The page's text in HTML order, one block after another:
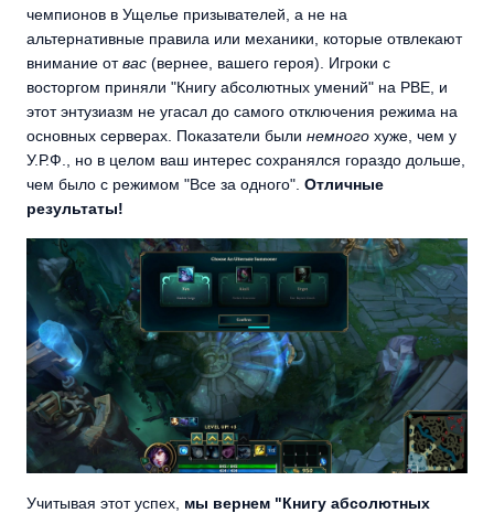
чемпионов в Ущелье призывателей, а не на
альтернативные правила или механики, которые отвлекают
внимание отвас (вернее, вашего героя). Игроки с
восторгом приняли "Книгу абсолютных умений" на PBE, и
этот энтузиазм не угасал до самого отключения режима на
основных серверах. Показатели были немного хуже, чем у
У.Р.Ф., но в целом ваш интерес сохранялся гораздо дольше,
чем было с режимом "Все за одного". Отличные
результаты!
Учитывая этот успех, мы вернем "Книгу абсолютных